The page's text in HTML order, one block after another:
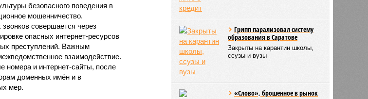
безопасного поведения в
мошенничество.
совершается через
опасных интернет-ресурсов
преступлений. Важным
взаимодействие.
номера и интернет-сайты, после
доменных имён и в
мер.
Грипп парализовал систему
образования в Саратове
Закрыты на карантин школы,
ссузы и вузы
«Слово», брошенное в рынок